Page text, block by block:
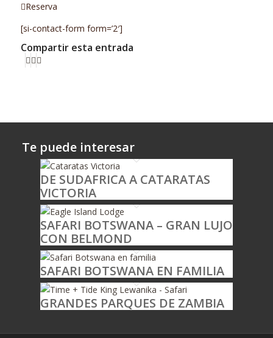
Reserva
[si-contact-form form=’2′]
Compartir esta entrada
Te puede interesar
DE SUDAFRICA A CATARATAS
VICTORIA
SAFARI BOTSWANA – GRAN LUJO
CON BELMOND
SAFARI BOTSWANA EN FAMILIA
GRANDES PARQUES DE ZAMBIA